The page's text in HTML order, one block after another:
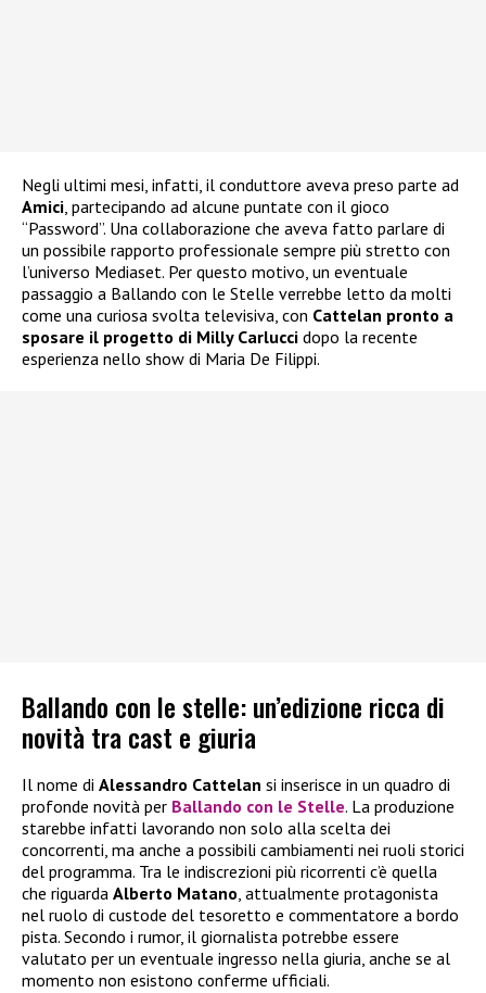
Negli ultimi mesi, infatti, il conduttore aveva preso parte ad
Amici , partecipando ad alcune puntate con il gioco
“Password”. Una collaborazione che aveva fatto parlare di
un possibile rapporto professionale sempre più stretto con
l’universo Mediaset. Per questo motivo, un eventuale
passaggio a Ballando con le Stelle verrebbe letto da molti
come una curiosa svolta televisiva, con Cattelan pronto a
sposare il progetto di Milly Carlucci dopo la recente
esperienza nello show di Maria De Filippi.
Ballando con le stelle: un’edizione ricca di
novità tra cast e giuria
Il nome di Alessandro Cattelan si inserisce in un quadro di
profonde novità per Ballando con le Stelle. La produzione
starebbe infatti lavorando non solo alla scelta dei
concorrenti, ma anche a possibili cambiamenti nei ruoli storici
del programma. Tra le indiscrezioni più ricorrenti c’è quella
che riguarda Alberto Matano, attualmente protagonista
nel ruolo di custode del tesoretto e commentatore a bordo
pista. Secondo i rumor, il giornalista potrebbe essere
valutato per un eventuale ingresso nella giuria, anche se al
momento non esistono conferme ufficiali.